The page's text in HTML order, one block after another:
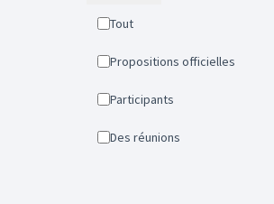
Tout
Propositions officielles
Participants
Des réunions